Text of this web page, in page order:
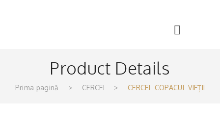
Product Details
Prima pagină > CERCEI > CERCEL COPACUL VIEȚII